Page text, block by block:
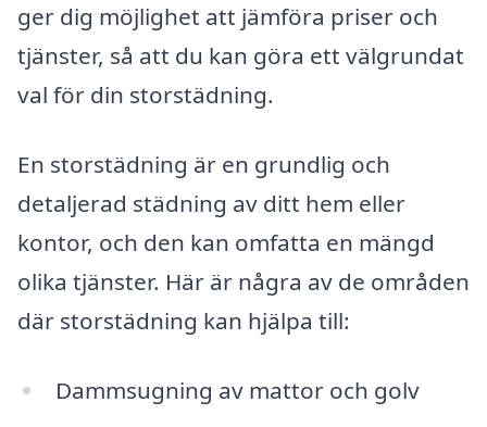
ger dig möjlighet att jämföra priser och
tjänster, så att du kan göra ett välgrundat
val för din storstädning.
En storstädning är en grundlig och
detaljerad städning av ditt hem eller
kontor, och den kan omfatta en mängd
olika tjänster. Här är några av de områden
där storstädning kan hjälpa till:
Dammsugning av mattor och golv